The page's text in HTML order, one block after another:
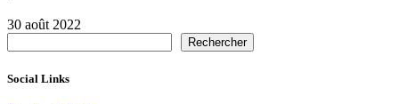
30 août 2022
Rechercher
Social Links